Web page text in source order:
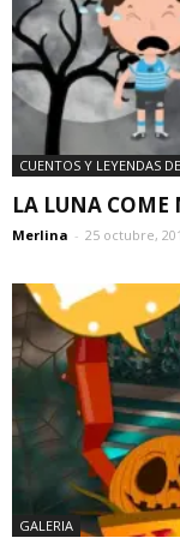
CUENTOS Y LEYENDAS
LA LUNA COME
Merlina - 25 octubre,
GALERIA